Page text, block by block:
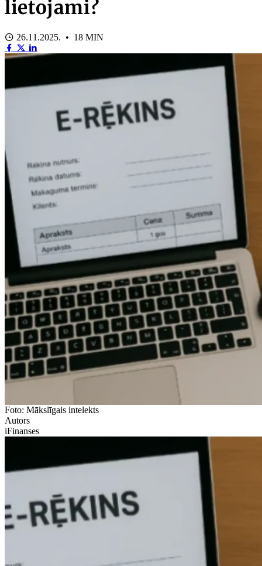
lietojami?
26.11.2025. • 18 MIN
Foto: Mākslīgais intelekts
Autors
iFinanses